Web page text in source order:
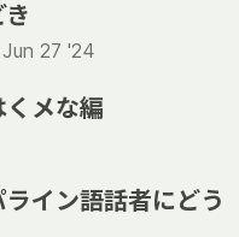
Jun 27 '24
メな編
イン語話者にどう